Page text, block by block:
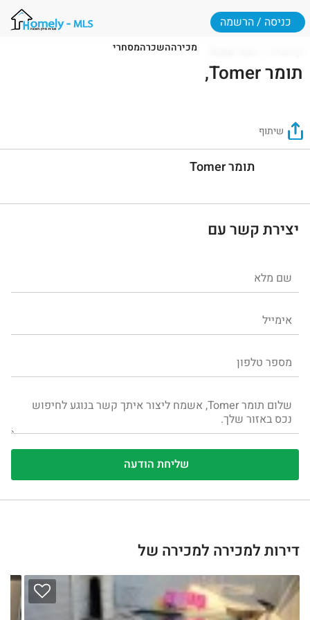
מכירההשכרהמסחרי
כניסה / הרשמה
תומר Tomer,
שיתוף
תומר Tomer
יצירת קשר עם
דירות למכירה למכירה של